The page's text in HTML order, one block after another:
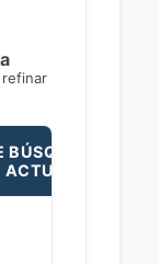
refinar
BÚSQUEDA
ACTUALES: